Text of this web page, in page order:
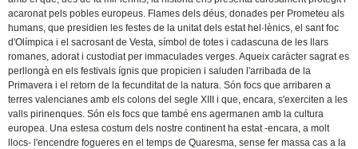
acaronat pels pobles europeus. Flames dels déus, donades per Prometeu als
humans, que presidien les festes de la unitat dels estat hel·lènics, el sant foc
d'Olímpica i el sacrosant de Vesta, símbol de totes i cadascuna de les llars
romanes, adorat i custodiat per immaculades verges. Aqueix caràcter sagrat es
perllongà en els festivals ígnis que propicien i saluden l'arribada de la
Primavera i el retorn de la fecunditat de la natura. Són focs que arribaren a
terres valencianes amb els colons del segle XIII i que, encara, s'exerciten a les
valls pirinenques. Són els focs que també ens agermanen amb la cultura
europea. Una estesa costum dels nostre continent ha estat -encara, a molt
llocs- l'encendre fogueres en el temps de Quaresma, sense fer massa cas a la